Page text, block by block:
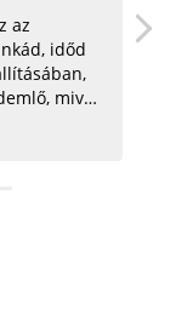
az
időd
mivel